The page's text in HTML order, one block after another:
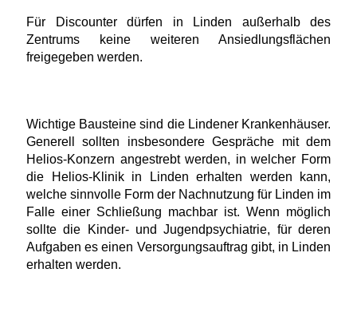
Für Discounter dürfen in Linden außerhalb des
Zentrums keine weiteren Ansiedlungsflächen
freigegeben werden.
Wichtige Bausteine sind die Lindener Krankenhäuser.
Generell sollten insbesondere Gespräche mit dem
Helios-Konzern angestrebt werden, in welcher Form
die Helios-Klinik in Linden erhalten werden kann,
welche sinnvolle Form der Nachnutzung für Linden im
Falle einer Schließung machbar ist. Wenn möglich
sollte die Kinder- und Jugendpsychiatrie, für deren
Aufgaben es einen Versorgungsauftrag gibt, in Linden
erhalten werden.